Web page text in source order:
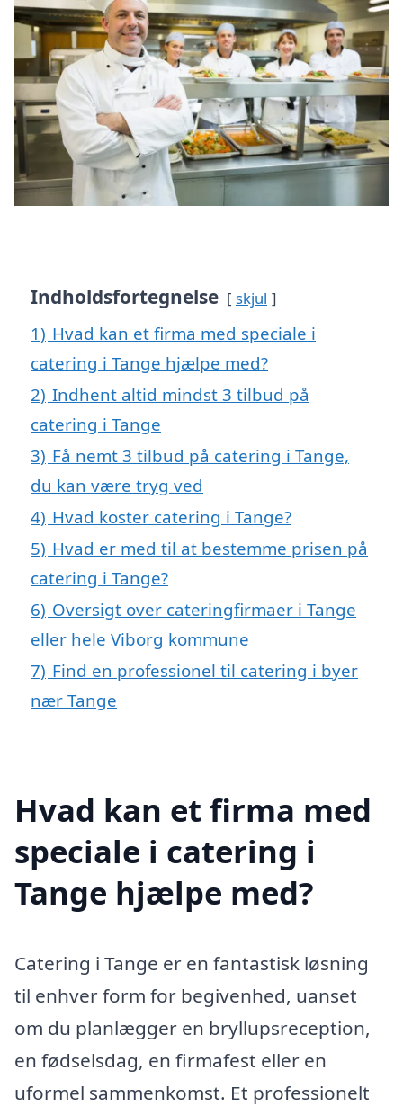
Indholdsfortegnelse skjul
1) Hvad kan et firma med speciale i
catering i Tange hjælpe med?
2) Indhent altid mindst 3 tilbud på
catering i Tange
3) Få nemt 3 tilbud på catering i Tange,
du kan være tryg ved
4) Hvad koster catering i Tange?
5) Hvad er med til at bestemme prisen på
catering i Tange?
6) Oversigt over cateringfirmaer i Tange
eller hele Viborg kommune
7) Find en professionel til catering i byer
nær Tange
Hvad kan et firma med
speciale i catering i
Tange hjælpe med?
Catering i Tange er en fantastisk løsning
til enhver form for begivenhed, uanset
om du planlægger en bryllupsreception,
en fødselsdag, en firmafest eller en
uformel sammenkomst. Et professionelt